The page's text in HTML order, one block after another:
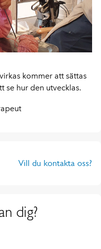
kommer att sättas
se hur den utvecklas.
Vill du kontakta oss?
dig?